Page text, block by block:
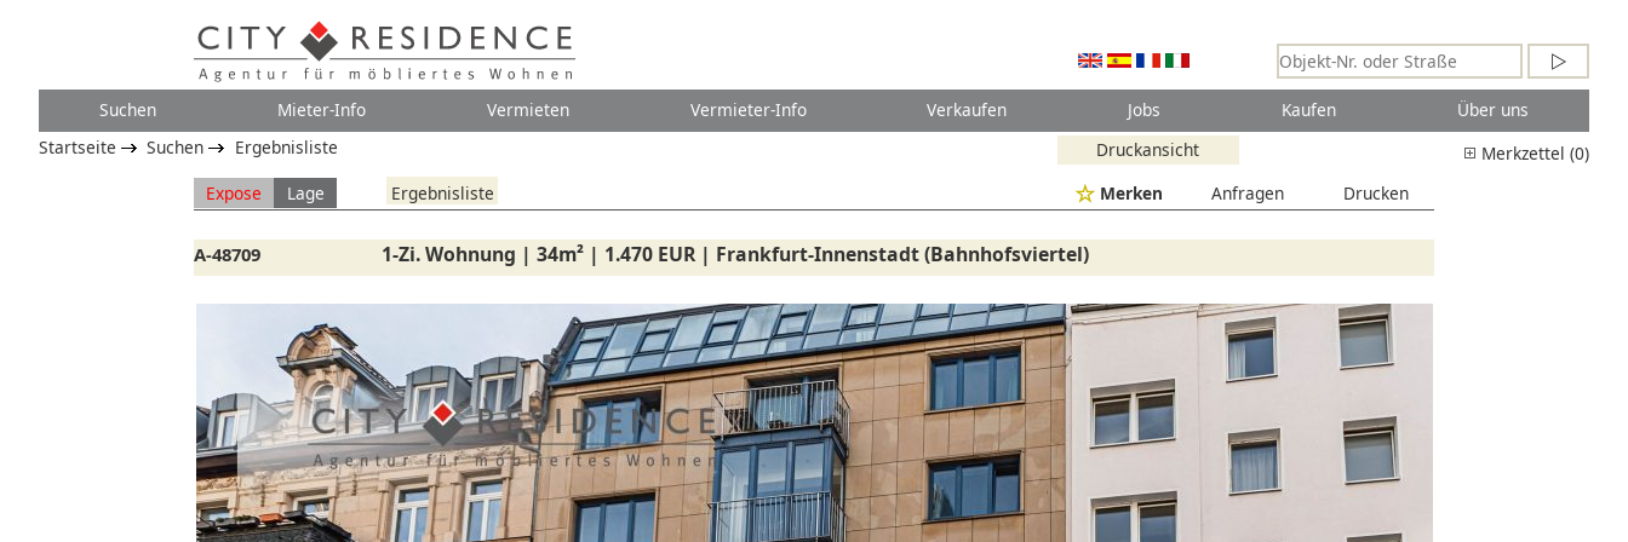
Suchen Mieter-Info Vermieten Vermieter-Info Verkaufen Jobs Kaufen
Über uns
Merkzettel (0)
Druckansicht
Startseite Suchen
Ergebnisliste
Expose
Lage Ergebnisliste Drucken
Anfragen
Merken
A-48709 1-Zi. Wohnung | 34m² | 1.470 EUR | Frankfurt-Innenstadt (Bahnhofsviertel)